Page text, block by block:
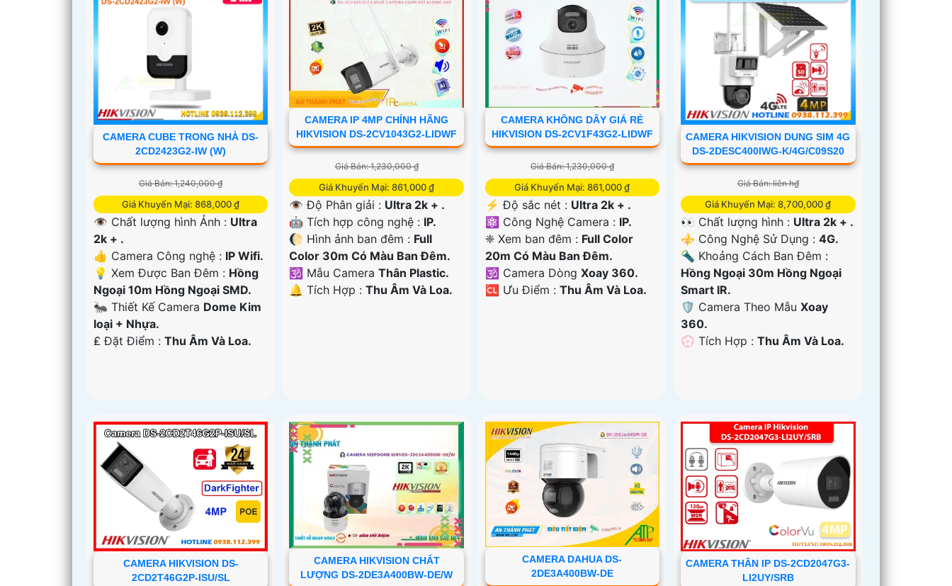
CAMERA CUBE TRONG NHÀ DS-
2CD2423G2-IW (W)
Giá Bán: 1,240,000 ₫
Giá Khuyến Mại: 868,000 ₫
👁 Chất lượng hình Ảnh : Ultra
2k + .
👍 Camera Công nghệ : IP Wifi.
💡 Xem Được Ban Đêm : Hồng
Ngoại 10m Hồng Ngoại SMD.
🐜 Thiết Kế Camera Dome Kim
loại + Nhựa.
️₤ Đặt Điểm : Thu Âm Và Loa.
CAMERA IP 4MP CHÍNH HÃNG
HIKVISION DS-2CV1043G2-LIDWF
Giá Bán: 1,230,000 ₫
Giá Khuyến Mại: 861,000 ₫
👁 Độ Phân giải : Ultra 2k + .
🤖️ Tích hợp công nghệ : IP.
🌔 Hình ảnh ban đêm : Full
Color 30m Có Màu Ban Ðêm.
🕉️ Mẫu CameraThân Plastic.
️🔔 Tích Hợp :Thu Âm Và Loa.
CAMERA KHÔNG DÂY GIÁ RẺ
HIKVISION DS-2CV1F43G2-LIDWF
Giá Bán: 1,230,000 ₫
Giá Khuyến Mại: 861,000 ₫
️⚡ Độ sắc nét : Ultra 2k + .
⚛️ Công Nghệ Camera : IP.
❈ Xem ban đêm : Full Color
20m Có Màu Ban Ðêm.
🕉️ Camera Dòng Xoay 360.
️🆑 Ưu Điểm : Thu Âm Và Loa.
CAMERA HIKVISION DUNG SIM 4G
DS-2DESC400IWG-K/4G/C09S20
Giá Bán: liên h₫
Giá Khuyến Mại: 8,700,000 ₫
👀 Chất lượng hình : Ultra 2k + .
⚜️ Công Nghệ Sử Dụng :4G.
🔦 Khoảng Cách Ban Đêm :
Hồng Ngoại 30m Hồng Ngoại
Smart IR.
🛡 Camera Theo MẫuXoay
360.
️💮 Tích Hợp :Thu Âm Và Loa.
CAMERA HIKVISION DS-
2CD2T46G2P-ISU/SL
CAMERA HIKVISION CHẤT
LƯỢNG DS-2DE3A400BW-DE/W
CAMERA DAHUA DS-
2DE3A400BW-DE
CAMERA THÂN IP DS-2CD2047G3-
LI2UY/SRB